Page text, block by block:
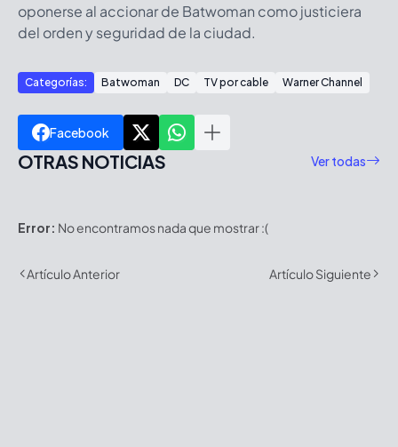
oponerse al accionar de Batwoman como justiciera
del orden y seguridad de la ciudad.
Categorías: Batwoman DC TV por cable Warner Channel
Facebook
OTRAS NOTICIAS Ver todas
Error: No encontramos nada que mostrar :(
Artículo Anterior Artículo Siguiente